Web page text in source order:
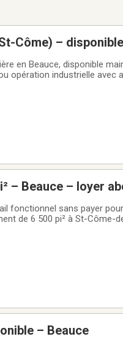
Côme) –
en Beauce, disponible
opération industrielle avec
– Beauce – loyer
fonctionnel sans payer
de 6 500 pi² à St-Côme-
– Beauce